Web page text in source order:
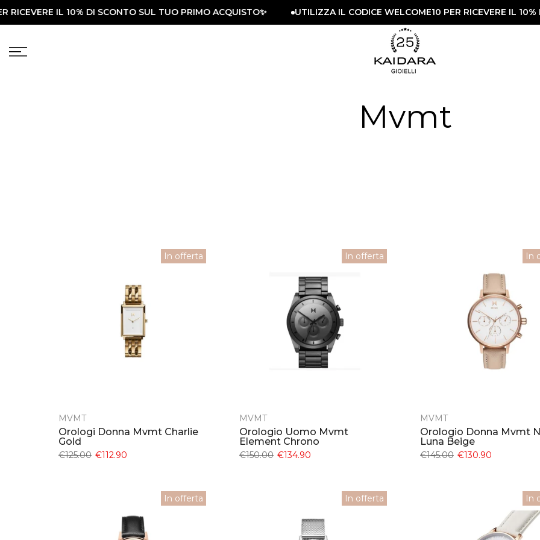
Vai
al
IL 10% DI SCONTO SUL TUO PRIMO ACQUISTO✨ UTILIZZA IL CODICE WELCOME10 PER RICEVERE IL 10%
Mvmt
In offerta
MVMT
Orologi Donna Mvmt Charlie
Gold
€125.00 €112.90
In offerta
MVMT
Orologio Uomo Mvmt
Element Chrono
€150.00 €134.90
In
MVMT
Orologio Donna Mvmt
Luna Beige
€145.00 €130.90
In offerta In offerta In